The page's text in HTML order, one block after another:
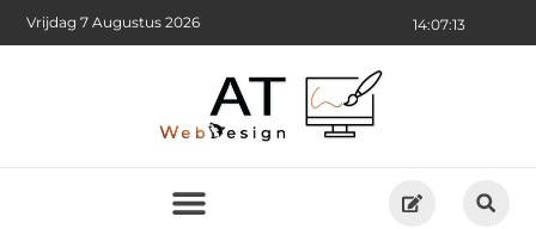
14:07:14
Vrijdag 7 Augustus 2026